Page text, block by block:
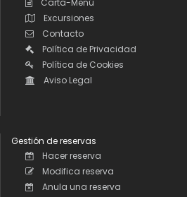
Carta-Menú
Excursiones
Contacto
Política de Privacidad
Política de Cookies
Aviso Legal
Gestión de reservas
Hacer reserva
Modifica reserva
Anula una reserva